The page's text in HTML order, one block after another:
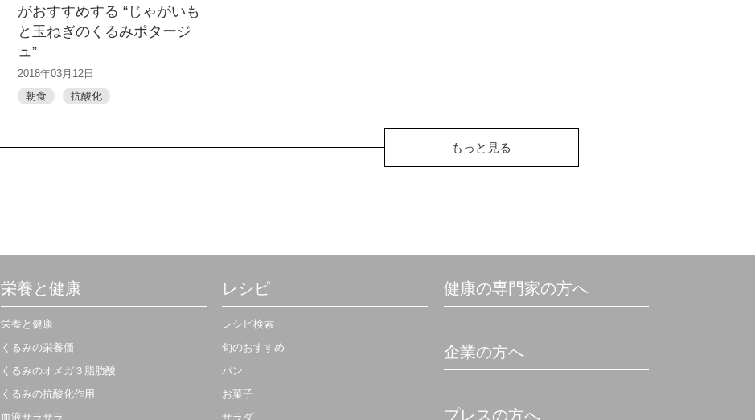
がおすすめする “じゃがいも
と玉ねぎのくるみポタージ
ュ”
2018年03月12日
朝食
抗酸化
もっと見る
栄養と健康
栄養と健康
くるみの栄養価
くるみのオメガ３脂肪酸
くるみの抗酸化作用
血液サラサラ
レシピ
レシピ検索
旬のおすすめ
パン
お菓子
サラダ
健康の専門家の方へ
企業の方へ
プレスの方へ